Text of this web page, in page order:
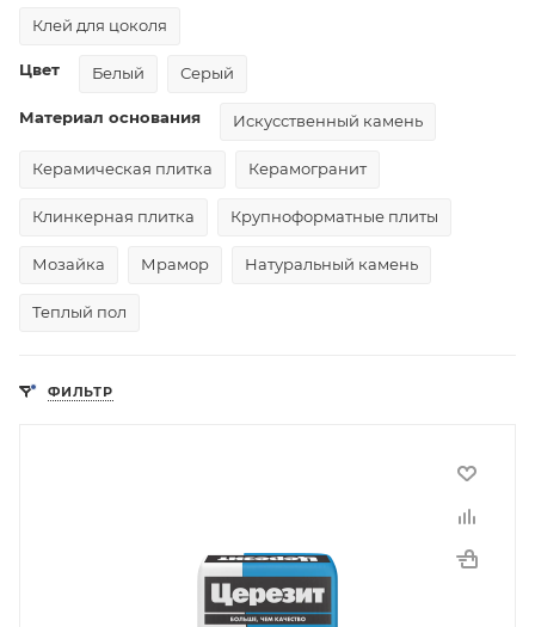
Клей для цоколя
Цвет Белый Серый
Материал основания Искусственный камень
Керамическая плитка Керамогранит
Клинкерная плитка Крупноформатные плиты
Мозайка Мрамор Натуральный камень
Теплый пол
ФИЛЬТР